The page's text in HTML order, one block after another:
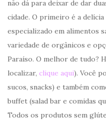
não dá para deixar de dar
cidade. O primeiro é a
especializado em alimentos
variedade de orgânicos e
Paraíso. O melhor de tudo?
localizar, clique aqui). Você
sucos, snacks) e também
buffet (salad bar e comidas
Todos os produtos sem